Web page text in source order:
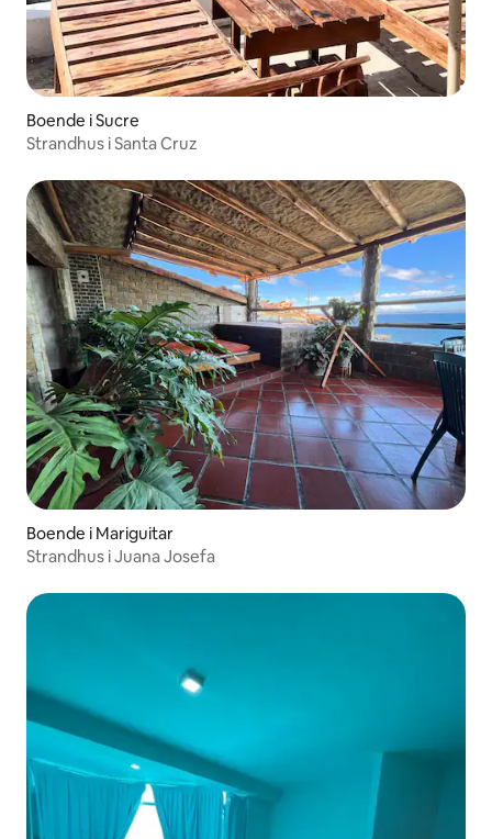
Boende i Sucre
Strandhus i Santa Cruz
Boende i Mariguitar
Strandhus i Juana Josefa